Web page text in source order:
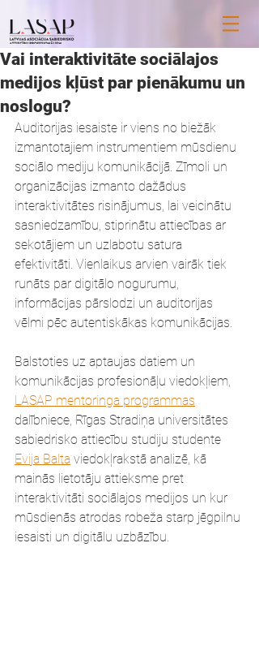
Vai interaktivitāte sociālajos
medijos kļūst par pienākumu un
noslogu?
Auditorijas iesaiste ir viens no biežāk
izmantotajiem instrumentiem mūsdienu
sociālo mediju komunikācijā. Zīmoli un
organizācijas izmanto dažādus
interaktivitātes risinājumus, lai veicinātu
sasniedzamību, stiprinātu attiecības ar
sekotājiem un uzlabotu satura
efektivitāti. Vienlaikus arvien vairāk tiek
runāts par digitālo nogurumu,
informācijas pārslodzi un auditorijas
vēlmi pēc autentiskākas komunikācijas.
Balstoties uz aptaujas datiem un
komunikācijas profesionāļu viedokļiem,
LASAP mentoringa programmas
dalībniece, Rīgas Stradiņa universitātes
sabiedrisko attiecību studiju studente
Evija Balta viedokļrakstā analizē, kā
mainās lietotāju attieksme pret
interaktivitāti sociālajos medijos un kur
mūsdienās atrodas robeža starp jēgpilnu
iesaisti un digitālu uzbāzību.